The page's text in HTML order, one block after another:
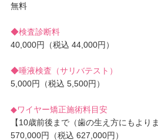
無料
◆検査診断料
40,000円（税込 44,000円）
◆唾液検査（サリバテスト）
5,000円（税込 5,500円）
◆ワイヤー矯正施術料目安
【10歳前後まで（歯の生え方にもより
570,000円（税込 627,000円）